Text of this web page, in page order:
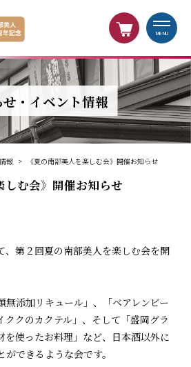
MENU
・イベント情報
報 > 《夏の南部美人を楽しむ会》開催お知らせ
しむ会》開催お知らせ
、第２回夏の南部美人を楽しむ会を開
無添加リキュール」、「ベアレンビー
ククのカクテル」、そして「盛岡グラ
を使ったお料理」など、日本酒以外に
できるような会です。